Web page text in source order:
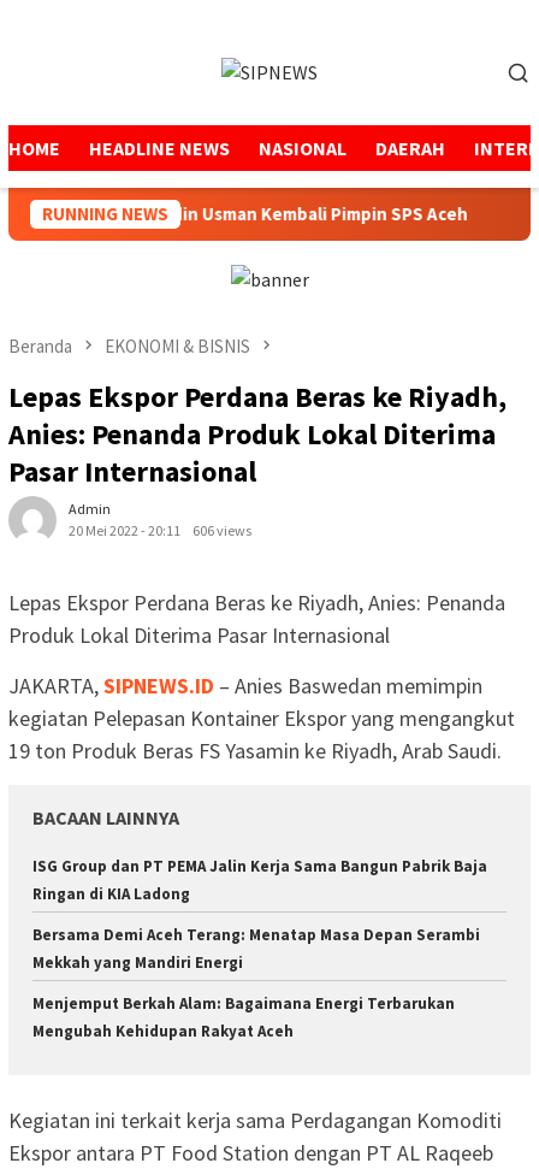
HOME HEADLINE NEWS NASIONAL DAERAH
RUNNING NEWS
Mukhtaruddin Usman Kembali Pimpin SPS Aceh
Beranda EKONOMI & BISNIS
Lepas Ekspor Perdana Beras ke Riyadh,
Anies: Penanda Produk Lokal Diterima
Pasar Internasional
Admin
20 Mei 2022 - 20:11
606 views
Lepas Ekspor Perdana Beras ke Riyadh, Anies: Penanda
Produk Lokal Diterima Pasar Internasional
JAKARTA,SIPNEWS.ID – Anies Baswedan memimpin
kegiatan Pelepasan Kontainer Ekspor yang mengangkut
19 ton Produk Beras FS Yasamin ke Riyadh, Arab Saudi.
BACAAN LAINNYA
ISG Group dan PT PEMA Jalin Kerja Sama Bangun Pabrik Baja
Ringan di KIA Ladong
Bersama Demi Aceh Terang: Menatap Masa Depan Serambi
Mekkah yang Mandiri Energi
Menjemput Berkah Alam: Bagaimana Energi Terbarukan
Mengubah Kehidupan Rakyat Aceh
Kegiatan ini terkait kerja sama Perdagangan Komoditi
Ekspor antara PT Food Station dengan PT AL Raqeeb